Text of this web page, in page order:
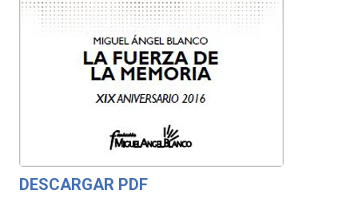
DESCARGAR PDF